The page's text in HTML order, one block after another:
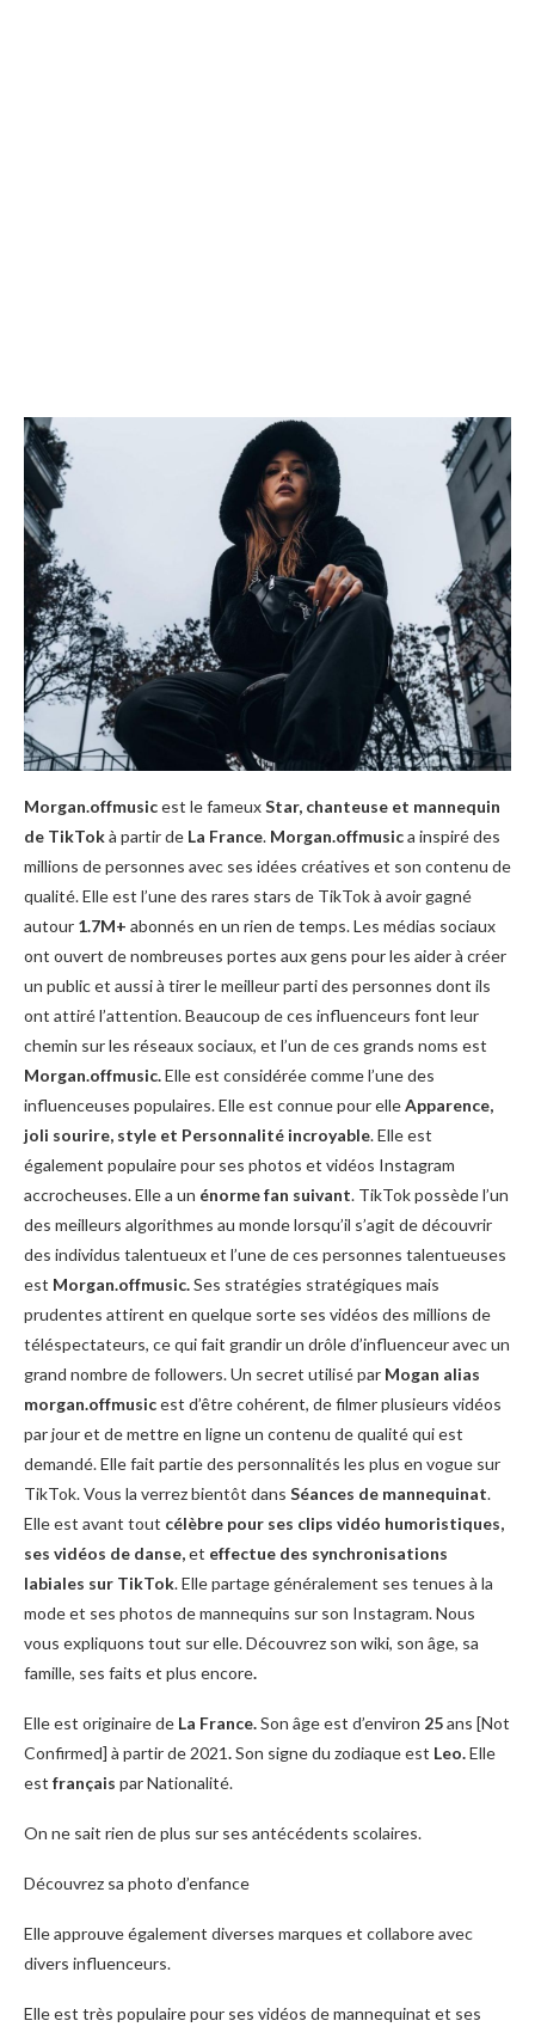
Morgan.offmusicest le fameuxStar, chanteuse et mannequin
de TikTokà partir de La France. Morgan.offmusica inspiré des
millions de personnes avec ses idées créatives et son contenu de
qualité. Elle est l’une des rares stars de TikTok à avoir gagné
autour 1.7M+ abonnés en un rien de temps. Les médias sociaux
ont ouvert de nombreuses portes aux gens pour les aider à créer
un public et aussi à tirer le meilleur parti des personnes dont ils
ont attiré l’attention. Beaucoup de ces influenceurs font leur
chemin sur les réseaux sociaux, et l’un de ces grands noms est
Morgan.offmusic.Elle est considérée comme l’une des
influenceuses populaires. Elle est connue pour elleApparence,
joli sourire, style et Personnalité incroyable. Elle est
également populaire pour ses photos et vidéos Instagram
accrocheuses. Elle a un énorme fan suivant. TikTok possède l’un
des meilleurs algorithmes au monde lorsqu’il s’agit de découvrir
des individus talentueux et l’une de ces personnes talentueuses
est Morgan.offmusic.Ses stratégies stratégiques mais
prudentes attirent en quelque sorte ses vidéos des millions de
téléspectateurs, ce qui fait grandir un drôle d’influenceur avec un
grand nombre de followers. Un secret utilisé par Mogan alias
morgan.offmusicest d’être cohérent, de filmer plusieurs vidéos
par jour et de mettre en ligne un contenu de qualité qui est
demandé. Elle fait partie des personnalités les plus en vogue sur
TikTok. Vous la verrez bientôt dans Séances de mannequinat.
Elle est avant tout célèbre pour ses clips vidéo humoristiques,
ses vidéos de danse,et effectue des synchronisations
labiales sur TikTok. Elle partage généralement ses tenues à la
mode et ses photos de mannequins sur son Instagram. Nous
vous expliquons tout sur elle. Découvrez son wiki, son âge, sa
famille, ses faits et plus encore.
Elle est originaire de La France.Son âge est d’environ 25ans [Not
Confirmed] à partir de 2021.Son signe du zodiaque est Leo.Elle
est français par Nationalité.
On ne sait rien de plus sur ses antécédents scolaires.
Découvrez sa photo d’enfance
Elle approuve également diverses marques et collabore avec
divers influenceurs.
Elle est très populaire pour ses vidéos de mannequinat et ses